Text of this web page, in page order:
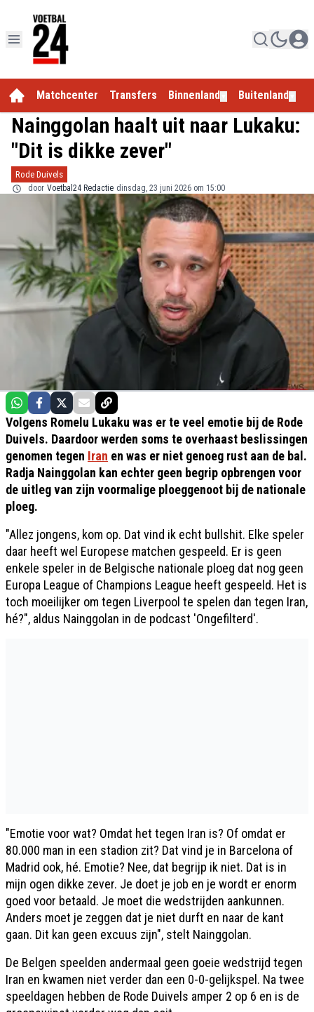
Matchcenter Transfers Binnenland Buitenland
Nainggolan haalt uit naar Lukaku:
"Dit is dikke zever"
Rode Duivels
door Voetbal24 Redactie dinsdag, 23 juni 2026 om 15:00
Volgens Romelu Lukaku was er te veel emotie bij de Rode
Duivels. Daardoor werden soms te overhaast beslissingen
genomen tegen Iran en was er niet genoeg rust aan de bal.
Radja Nainggolan kan echter geen begrip opbrengen voor
de uitleg van zijn voormalige ploeggenoot bij de nationale
ploeg.
"Allez jongens, kom op. Dat vind ik echt bullshit. Elke speler
daar heeft wel Europese matchen gespeeld. Er is geen
enkele speler in de Belgische nationale ploeg dat nog geen
Europa League of Champions League heeft gespeeld. Het is
toch moeilijker om tegen Liverpool te spelen dan tegen Iran,
hé?", aldus Nainggolan in de podcast 'Ongefilterd'.
"Emotie voor wat? Omdat het tegen Iran is? Of omdat er
80.000 man in een stadion zit? Dat vind je in Barcelona of
Madrid ook, hé. Emotie? Nee, dat begrijp ik niet. Dat is in
mijn ogen dikke zever. Je doet je job en je wordt er enorm
goed voor betaald. Je moet die wedstrijden aankunnen.
Anders moet je zeggen dat je niet durft en naar de kant
gaan. Dit kan geen excuus zijn", stelt Nainggolan.
De Belgen speelden andermaal geen goeie wedstrijd tegen
Iran en kwamen niet verder dan een 0-0-gelijkspel. Na twee
speeldagen hebben de Rode Duivels amper 2 op 6 en is de